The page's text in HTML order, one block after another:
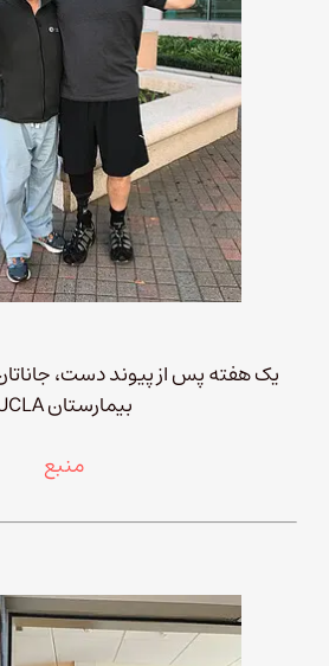
یک هفته پس از پیوند دست،
بیمارستان UCLA
منبع